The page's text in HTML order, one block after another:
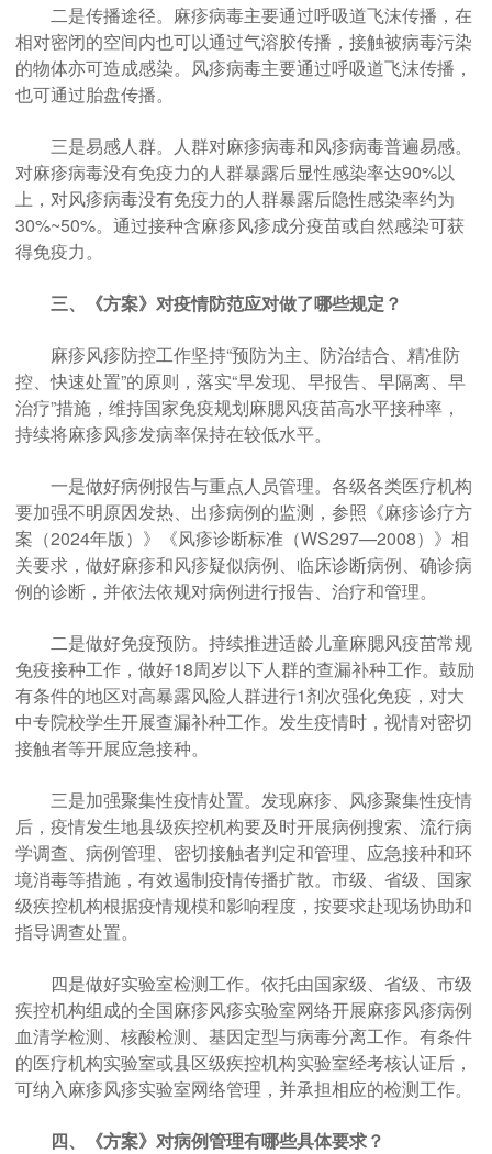
二是传播途径。麻疹病毒主要通过呼吸道飞沫传播，在
相对密闭的空间内也可以通过气溶胶传播，接触被病毒污染
的物体亦可造成感染。风疹病毒主要通过呼吸道飞沫传播，
也可通过胎盘传播。
三是易感人群。人群对麻疹病毒和风疹病毒普遍易感。
对麻疹病毒没有免疫力的人群暴露后显性感染率达90%以
上，对风疹病毒没有免疫力的人群暴露后隐性感染率约为
30%~50%。通过接种含麻疹风疹成分疫苗或自然感染可获
得免疫力。
三、《方案》对疫情防范应对做了哪些规定？
麻疹风疹防控工作坚持“预防为主、防治结合、精准防
控、快速处置”的原则，落实“早发现、早报告、早隔离、早
治疗”措施，维持国家免疫规划麻腮风疫苗高水平接种率，
持续将麻疹风疹发病率保持在较低水平。
一是做好病例报告与重点人员管理。各级各类医疗机构
要加强不明原因发热、出疹病例的监测，参照《麻疹诊疗方
案（2024年版）》《风疹诊断标准（WS297—2008）》相
关要求，做好麻疹和风疹疑似病例、临床诊断病例、确诊病
例的诊断，并依法依规对病例进行报告、治疗和管理。
二是做好免疫预防。持续推进适龄儿童麻腮风疫苗常规
免疫接种工作，做好18周岁以下人群的查漏补种工作。鼓励
有条件的地区对高暴露风险人群进行1剂次强化免疫，对大
中专院校学生开展查漏补种工作。发生疫情时，视情对密切
接触者等开展应急接种。
三是加强聚集性疫情处置。发现麻疹、风疹聚集性疫情
后，疫情发生地县级疾控机构要及时开展病例搜索、流行病
学调查、病例管理、密切接触者判定和管理、应急接种和环
境消毒等措施，有效遏制疫情传播扩散。市级、省级、国家
级疾控机构根据疫情规模和影响程度，按要求赴现场协助和
指导调查处置。
四是做好实验室检测工作。依托由国家级、省级、市级
疾控机构组成的全国麻疹风疹实验室网络开展麻疹风疹病例
血清学检测、核酸检测、基因定型与病毒分离工作。有条件
的医疗机构实验室或县区级疾控机构实验室经考核认证后，
可纳入麻疹风疹实验室网络管理，并承担相应的检测工作。
四、《方案》对病例管理有哪些具体要求？